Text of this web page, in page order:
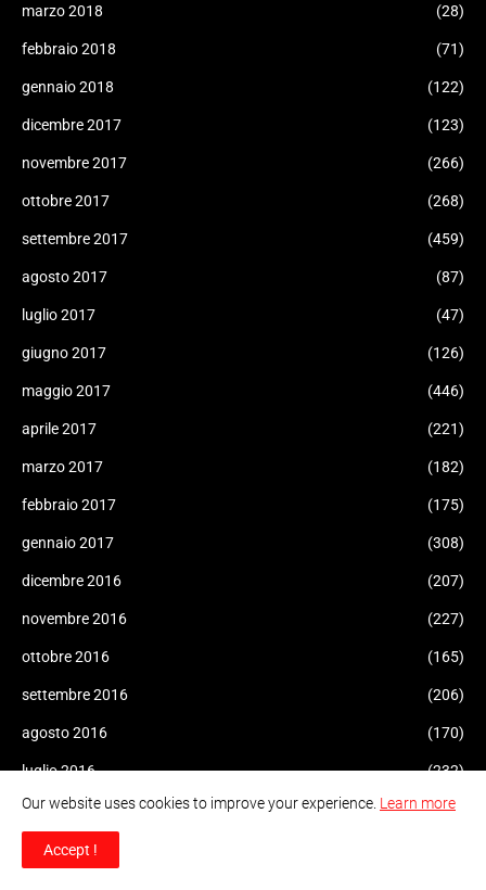
marzo 2018 (28)
febbraio 2018 (71)
gennaio 2018 (122)
dicembre 2017 (123)
novembre 2017 (266)
ottobre 2017 (268)
settembre 2017 (459)
agosto 2017 (87)
luglio 2017 (47)
giugno 2017 (126)
maggio 2017 (446)
aprile 2017 (221)
marzo 2017 (182)
febbraio 2017 (175)
gennaio 2017 (308)
dicembre 2016 (207)
novembre 2016 (227)
ottobre 2016 (165)
settembre 2016 (206)
agosto 2016 (170)
luglio 2016 (232)
giugno 2016 (288)
maggio 2016
Our website uses cookies to improve your experience. Learn more
Accept !